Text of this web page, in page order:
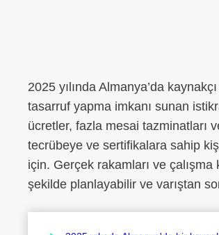
2025 yılında Almanya’da
tasarruf yapma imkanı sunan
ücretler, fazla mesai tazminatları
tecrübeye ve sertifikalara sahip
için. Gerçek rakamları ve çalışma
şekilde planlayabilir ve varıştan